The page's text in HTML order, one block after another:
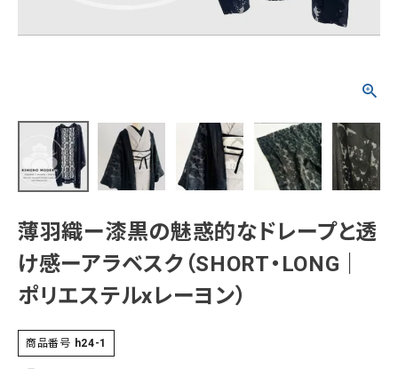
在庫有 アーカイブ商品 セール商品
正絹 木綿・麻 ポリエステル その他
価格から探す
20,000-30,000円 30,000円以上
色から探す
新作・キャンペーン
SALE
帯結び動画
薄羽織ー漆黒の魅惑的なドレープと透
け感ーアラベスク（SHORT・LONG｜
ポリエステルxレーヨン）
商品番号 h24-1